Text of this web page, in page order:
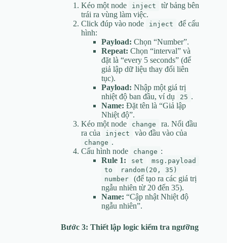
Kéo một node inject
từ bảng bên
trái ra vùng làm việc.
Click đúp vào node
inject
để cấu
hình:
Payload: Chọn “Number”.
Repeat: Chọn “interval” và
đặt là “every 5 seconds” (để
giả lập dữ liệu thay đổi liên
tục).
Payload: Nhập một giá trị
nhiệt độ ban đầu, ví dụ
25 .
Name: Đặt tên là “Giả lập
Nhiệt độ”.
Kéo một node
change
ra. Nối đầu
ra của
inject vào đầu vào của
change .
Cấu hình node
change :
Rule 1:
set
msg.payload
to
random(20, 35)
number
(để tạo ra các giá trị
ngẫu nhiên từ 20 đến 35).
Name: “Cập nhật Nhiệt độ
ngẫu nhiên”.
Bước 3: Thiết lập logic kiểm tra ngưỡng